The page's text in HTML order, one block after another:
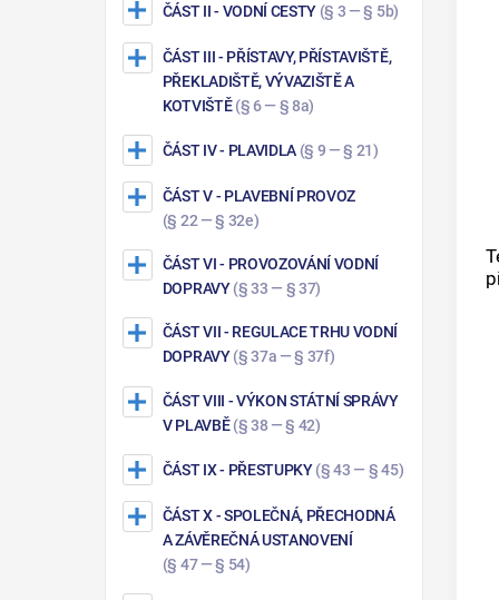
ČÁST II- VODNÍ CESTY (§ 3 — § 5b)
ČÁST III- PŘÍSTAVY, PŘÍSTAVIŠTĚ,
PŘEKLADIŠTĚ, VÝVAZIŠTĚ A
KOTVIŠTĚ(§ 6 — § 8a)
ČÁST IV- PLAVIDLA (§ 9 — § 21)
ČÁST V- PLAVEBNÍ PROVOZ
(§ 22 — § 32e)
ČÁST VI- PROVOZOVÁNÍ VODNÍ
DOPRAVY(§ 33 — § 37)
ČÁST VII- REGULACE TRHU VODNÍ
DOPRAVY(§ 37a — § 37f)
ČÁST VIII - VÝKON STÁTNÍ SPRÁVY
V PLAVBĚ(§ 38 — § 42)
ČÁST IX- PŘESTUPKY(§ 43 — § 45)
ČÁST X- SPOLEČNÁ, PŘECHODNÁ
A ZÁVĚREČNÁ USTANOVENÍ
(§ 47 — § 54)